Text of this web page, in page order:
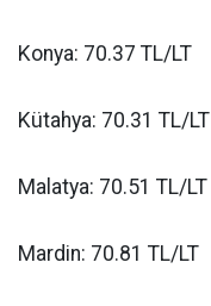
Konya: 70.37 TL/LT
Kütahya: 70.31 TL/LT
Malatya: 70.51 TL/LT
Mardin: 70.81 TL/LT